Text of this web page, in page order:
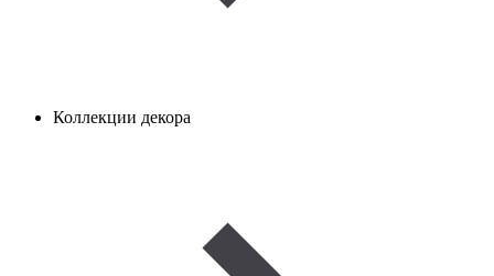
Коллекции декора